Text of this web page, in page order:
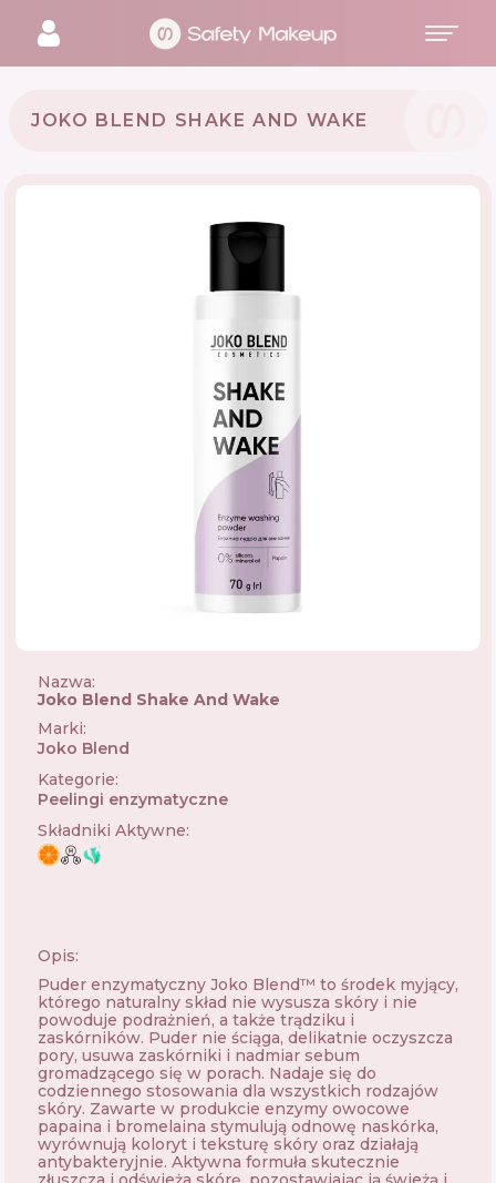
JOKO BLEND SHAKE AND WAKE
Nazwa:
Joko Blend Shake And Wake
Marki:
Joko Blend
Kategorie:
Peelingi enzymatyczne
Składniki Aktywne:
Opis:
Puder enzymatyczny Joko Blend™ to środek myjący,
którego naturalny skład nie wysusza skóry i nie
powoduje podrażnień, a także trądziku i
zaskórników. Puder nie ściąga, delikatnie oczyszcza
pory, usuwa zaskórniki i nadmiar sebum
gromadzącego się w porach. Nadaje się do
codziennego stosowania dla wszystkich rodzajów
skóry. Zawarte w produkcie enzymy owocowe
papaina i bromelaina stymulują odnowę naskórka,
wyrównują koloryt i teksturę skóry oraz działają
antybakteryjnie. Aktywna formuła skutecznie